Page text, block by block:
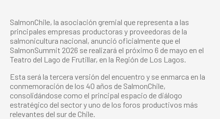
SalmonChile, la asociación gremial que representa a las
principales empresas productoras y proveedoras de la
salmonicultura nacional, anunció oficialmente que el
SalmonSummit 2026 se realizará el próximo 6 de mayo en el
Teatro del Lago de Frutillar, en la Región de Los Lagos.
Esta será la tercera versión del encuentro y se enmarca en la
conmemoración de los 40 años de SalmonChile,
consolidándose como el principal espacio de diálogo
estratégico del sector y uno de los foros productivos más
relevantes del sur de Chile.